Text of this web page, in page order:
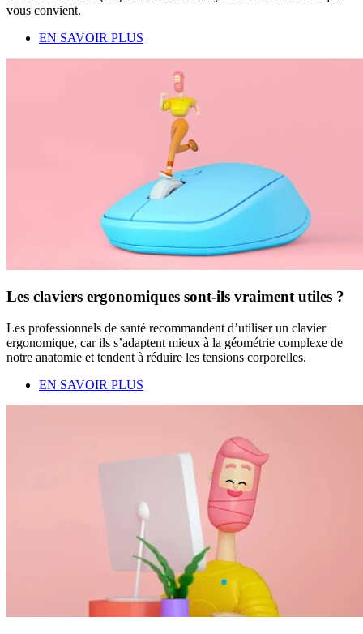
vous convient.
EN SAVOIR PLUS
Les claviers ergonomiques sont-ils vraiment utiles ?
Les professionnels de santé recommandent d’utiliser un clavier
ergonomique, car ils s’adaptent mieux à la géométrie complexe de
notre anatomie et tendent à réduire les tensions corporelles.
EN SAVOIR PLUS